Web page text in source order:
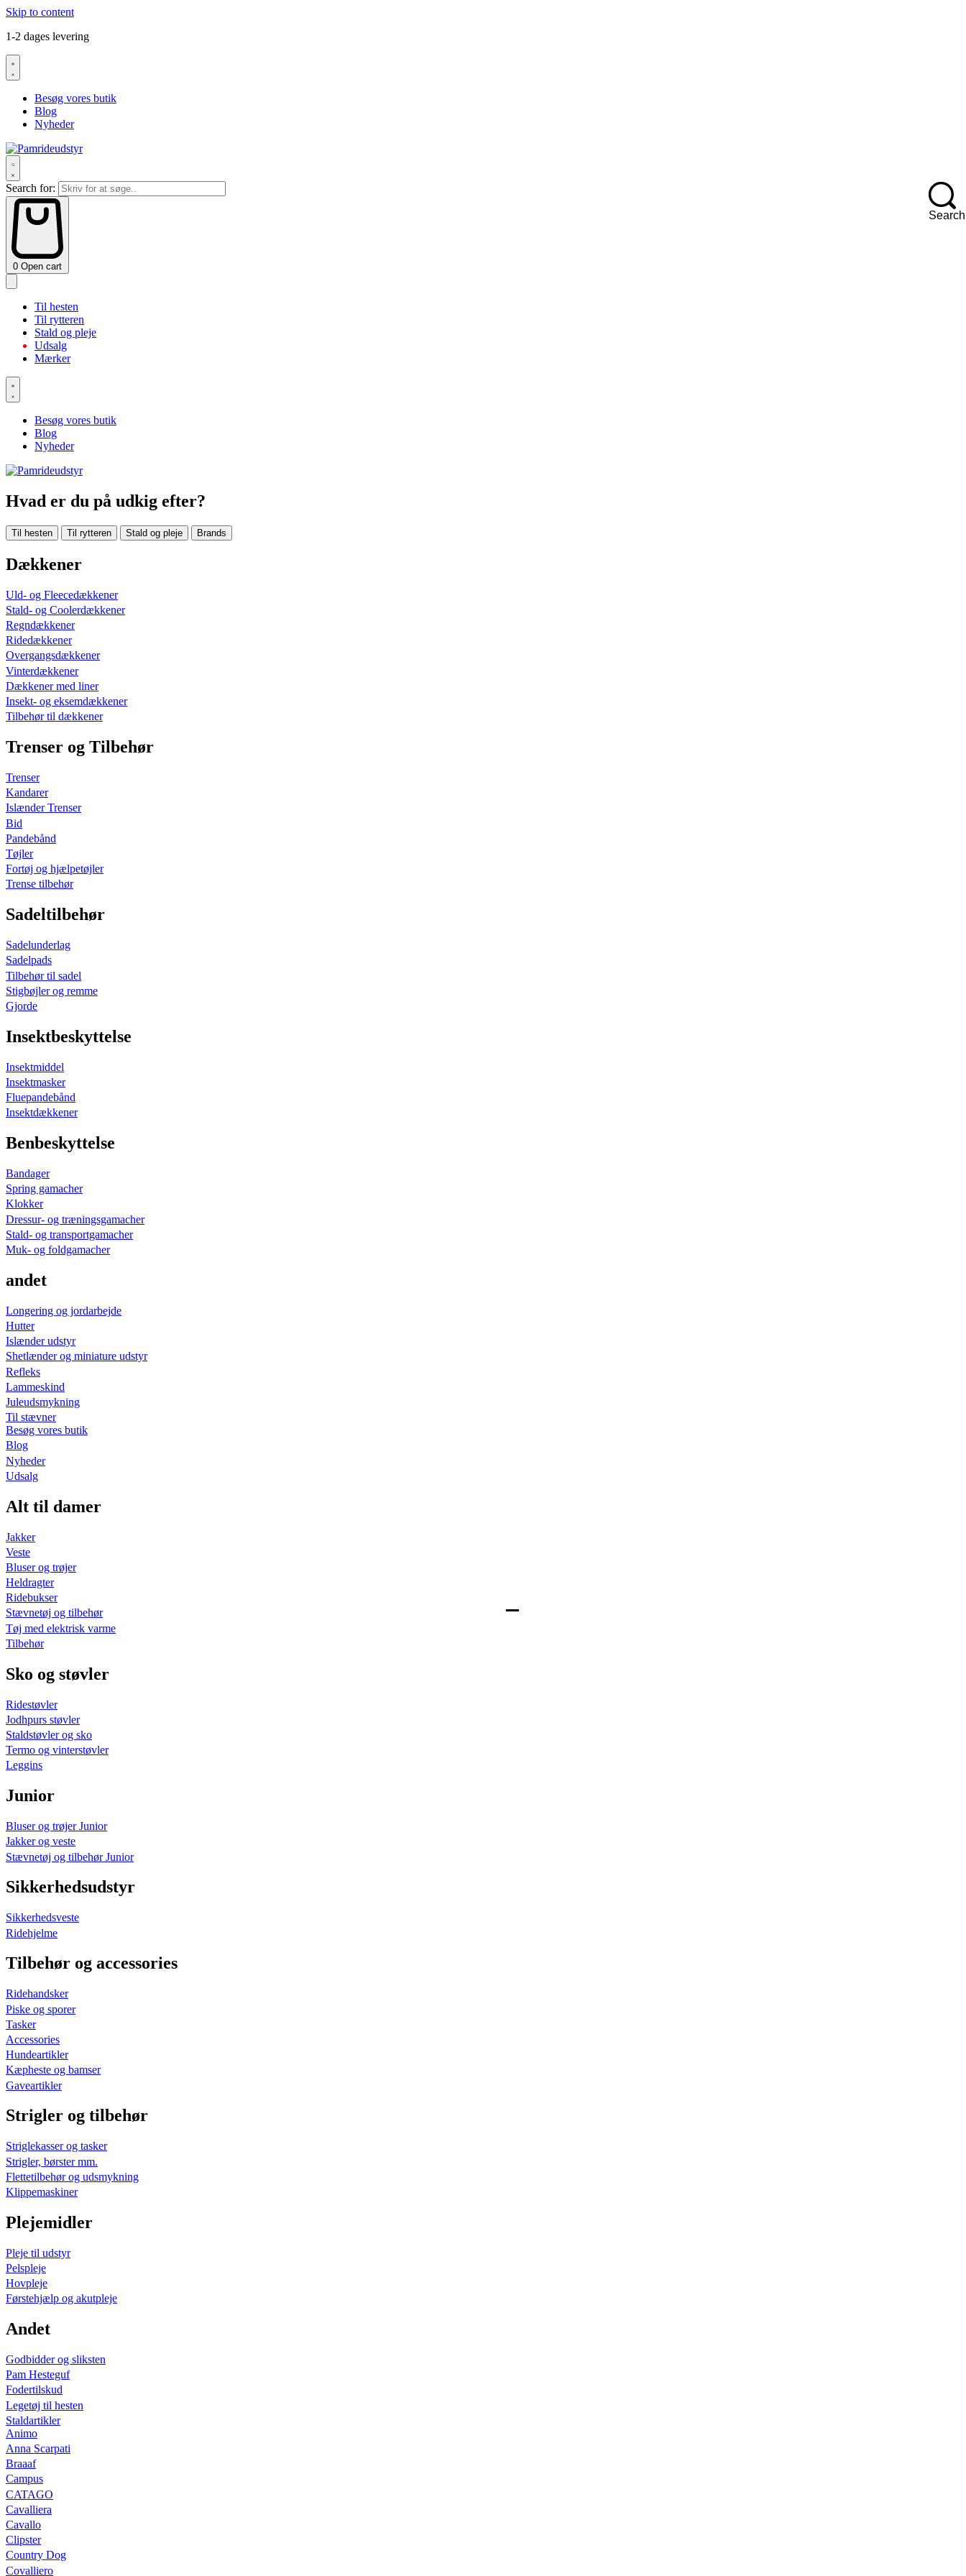
Skip to content
1-2 dages levering
Besøg vores butik
Blog
Nyheder
Search for:
Search
0 Open cart
Til hesten
Til rytteren
Stald og pleje
Udsalg
Mærker
Besøg vores butik
Blog
Nyheder
Hvad er du på udkig efter?
Til hesten Til rytteren Stald og pleje Brands
Dækkener
Uld- og Fleecedækkener
Stald- og Coolerdækkener
Regndækkener
Ridedækkener
Overgangsdækkener
Vinterdækkener
Dækkener med liner
Insekt- og eksemdækkener
Tilbehør til dækkener
Trenser og Tilbehør
Trenser
Kandarer
Islænder Trenser
Bid
Pandebånd
Tøjler
Fortøj og hjælpetøjler
Trense tilbehør
Sadeltilbehør
Sadelunderlag
Sadelpads
Tilbehør til sadel
Stigbøjler og remme
Gjorde
Insektbeskyttelse
Insektmiddel
Insektmasker
Fluepandebånd
Insektdækkener
Benbeskyttelse
Bandager
Spring gamacher
Klokker
Dressur- og træningsgamacher
Stald- og transportgamacher
Muk- og foldgamacher
andet
Longering og jordarbejde
Hutter
Islænder udstyr
Shetlænder og miniature udstyr
Refleks
Lammeskind
Juleudsmykning
Til stævner
Besøg vores butik
Blog
Nyheder
Udsalg
Alt til damer
Jakker
Veste
Bluser og trøjer
Heldragter
Ridebukser
Stævnetøj og tilbehør
Tøj med elektrisk varme
Tilbehør
Sko og støvler
Ridestøvler
Jodhpurs støvler
Staldstøvler og sko
Termo og vinterstøvler
Leggins
Junior
Bluser og trøjer Junior
Jakker og veste
Stævnetøj og tilbehør Junior
Sikkerhedsudstyr
Sikkerhedsveste
Ridehjelme
Tilbehør og accessories
Ridehandsker
Piske og sporer
Tasker
Accessories
Hundeartikler
Kæpheste og bamser
Gaveartikler
Strigler og tilbehør
Striglekasser og tasker
Strigler, børster mm.
Flettetilbehør og udsmykning
Klippemaskiner
Plejemidler
Pleje til udstyr
Pelspleje
Hovpleje
Førstehjælp og akutpleje
Andet
Godbidder og sliksten
Pam Hesteguf
Fodertilskud
Legetøj til hesten
Staldartikler
Animo
Anna Scarpati
Braaaf
Campus
CATAGO
Cavalliera
Cavallo
Clipster
Country Dog
Covalliero